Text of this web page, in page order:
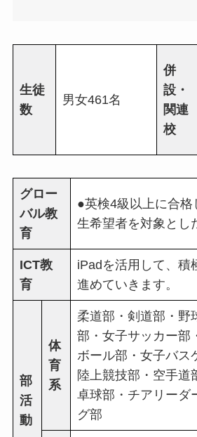
生徒
数
男女461名
併
設・
関連
校
グロー
バル教
育
●英検4級以上に合
生希望者を対象とし
ICT教
育
iPadを活用して、積
進めていきます。
部
活
動
体
育
系
柔道部・剣道部・野
部・女子サッカー部
ボール部・女子バス
陸上競技部・空手道
卓球部・チアリーダ
グ部